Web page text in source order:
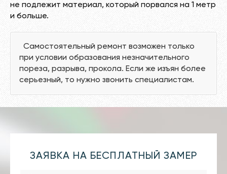
не подлежит материал, который порвался на 1 метр
и больше.
Самостоятельный ремонт возможен только
при условии образования незначительного
пореза, разрыва, прокола. Если же изъян более
серьезный, то нужно звонить специалистам.
ЗАЯВКА НА БЕСПЛАТНЫЙ ЗАМЕР